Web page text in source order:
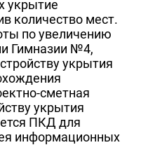
укрытие
количество мест.
по увеличению
Гимназии №4,
укрытия
сметная
укрытия
ПКД для
информационных